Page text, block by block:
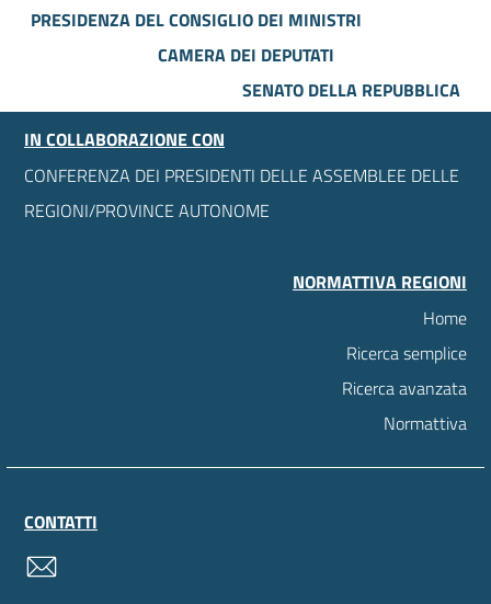
PRESIDENZA DEL CONSIGLIO DEI MINISTRI
CAMERA DEI DEPUTATI
SENATO DELLA REPUBBLICA
IN COLLABORAZIONE CON
CONFERENZA DEI PRESIDENTI DELLE ASSEMBLEE DELLE
REGIONI/PROVINCE AUTONOME
NORMATTIVA REGIONI
Home
Ricerca semplice
Ricerca avanzata
Normattiva
CONTATTI